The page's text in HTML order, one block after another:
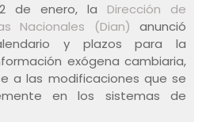
de enero, la Dirección de
Nacionales (Dian) anunció
y plazos para la
exógena cambiaria,
a las modificaciones que se
en los sistemas de